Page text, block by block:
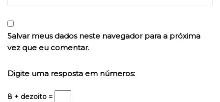
Salvar meus dados neste navegador para a próxima
vez que eu comentar.
Digite uma resposta em números:
8 + dezoito =